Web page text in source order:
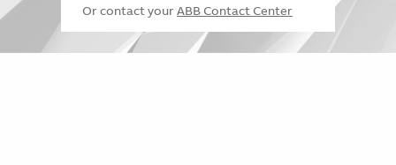
Or contact your ABB Contact Center